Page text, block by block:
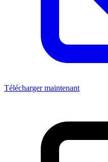
Télécharger maintenant